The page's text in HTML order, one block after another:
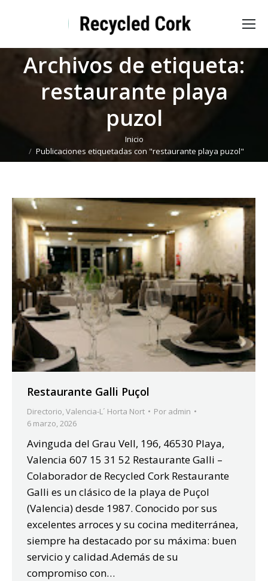
Archivos de etiqueta:
restaurante playa
puzol
Inicio
Publicaciones etiquetadas con "restaurante playa puzol"
Restaurante Galli Puçol
Directorio,Valencia-L´ Horta Nort Por admin
6 marzo, 2026
Avinguda del Grau Vell, 196, 46530 Playa,
Valencia 607 15 31 52 Restaurante Galli –
Colaborador de Recycled Cork Restaurante
Galli es un clásico de la playa de Puçol
(Valencia) desde 1987. Conocido por sus
excelentes arroces y su cocina mediterránea,
siempre ha destacado por su máxima: buen
servicio y calidad.Además de su
compromiso con…